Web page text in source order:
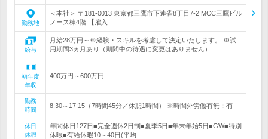
勤務地
＜本社＞ 〒181-0013 東京都三鷹市下連雀8丁目7-2 MCC三鷹ビル
ノース棟4階 【雇入…
給与
月給28万円～※経験・スキルを考慮して決定いたします。 ※試
用期間3ヵ月あり（期間中の待遇に変更はありません）
初年度
年収
400万円～600万円
勤務
時間
8:30～17:15（7時間45分／休憩1時間） ※時間外労働有無：有
休日
休暇
年間休日127日■完全週休2日制■夏季5日■年末年始5日■GW■特別
休暇■有給休暇10～40日(平均…